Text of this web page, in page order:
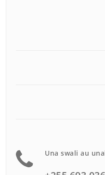
Una swali au